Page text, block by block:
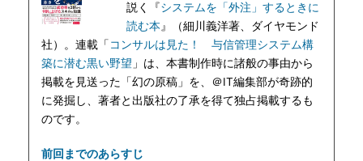
説く『システムを「外注」するときに
読む本 』（細川義洋著、ダイヤモンド
社）。連載「 コンサルは見た！ 与信管理システム構
築に潜む黒い野望 」は、本書制作時に諸般の事由から
掲載を見送った「幻の原稿」を、＠IT編集部が奇跡的
に発掘し、著者と出版社の了承を得て独占掲載するも
のです。
前回までのあらすじ